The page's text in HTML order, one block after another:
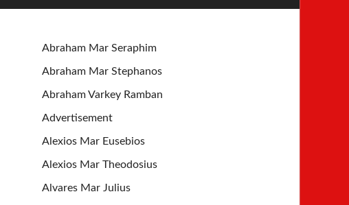
Abraham Mar Seraphim
Abraham Mar Stephanos
Abraham Varkey Ramban
Advertisement
Alexios Mar Eusebios
Alexios Mar Theodosius
Alvares Mar Julius